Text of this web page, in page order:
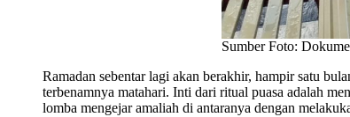
Sumber Foto:
Ramadan sebentar lagi akan berakhir, hampir satu
terbenamnya matahari. Inti dari ritual puasa adalah
lomba mengejar amaliah di antaranya dengan